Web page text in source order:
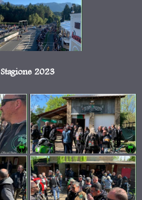
Stagione 2023